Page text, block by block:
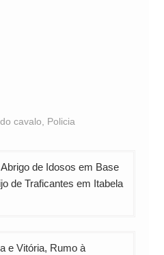
cavalo Policia
de Idosos em Base
de Traficantes em Itabela
e Vitória, Rumo à